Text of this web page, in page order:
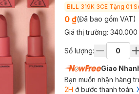
BILL 319K 3CE Tặng 01
0 ₫(Đã bao gồm VAT)
Giá thị trường: 340.000
Số lượng:
Giao
Bạn muốn nhận hàng
2H ở bước thanh toán.